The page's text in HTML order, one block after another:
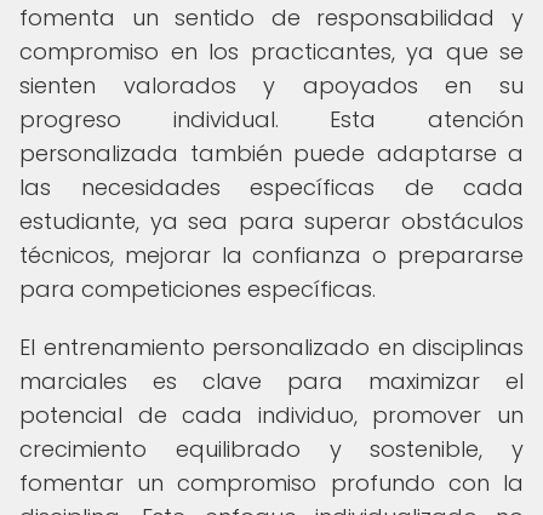
fomenta un sentido de responsabilidad y
compromiso en los practicantes, ya que se
sienten valorados y apoyados en su
progreso individual. Esta atención
personalizada también puede adaptarse a
las necesidades específicas de cada
estudiante, ya sea para superar obstáculos
técnicos, mejorar la confianza o prepararse
para competiciones específicas.
El entrenamiento personalizado en disciplinas
marciales es clave para maximizar el
potencial de cada individuo, promover un
crecimiento equilibrado y sostenible, y
fomentar un compromiso profundo con la